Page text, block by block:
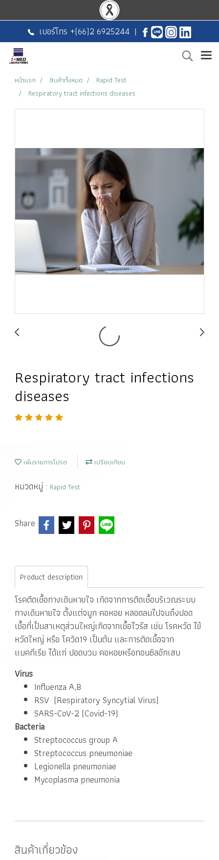
เบอร์โทร +(66)2 6925244 |
หน้าแรก สินค้าทั้งหมด
Rapid Test
Respiratory tract infections diseases
Respiratory tract infections
diseases
เพิ่มรายการโปรด เปรียบเทียบ
หมวดหมู่ : Rapid Test
Share
Product description
โรคติดเชื้อทางเดินหายใจ เกิดจากการติดเชื้อบริเวณระบบ
ทางเดินหายใจ ตั้งแต่จมูก คอหอย หลอดลมไปจนถึงปอด
เชื้อที่เป็นสาเหตุส่วนใหญ่เกิดจากเชื้อไวรัส เช่น โรคหวัด ไข้
หวัดใหญ่ หรือ โควิด19 เป็นต้น และการติดเชื้อจาก
แบคทีเรีย ได้แก่ ปอดบวม คอหอยหรือทอนซิลอักเสบ
Virus
Influenza A,B
RSV (Respiratory Syncytial Virus)
SARS-CoV-2 (Covid-19)
Bacteria
Streptococcus group A
Streptococcus pneumoniae
Legionella pneumoniae
Mycoplasma pneumonia
สินค้าเกี่ยวข้อง